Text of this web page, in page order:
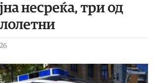
несреќа, три од